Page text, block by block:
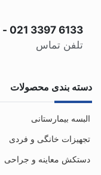
021 3397 6133
-
تلفن تماس
دسته بندی محصولات
البسه بیمارستانی
تجهیزات خانگی و فردی
دستکش معاینه و جراحی